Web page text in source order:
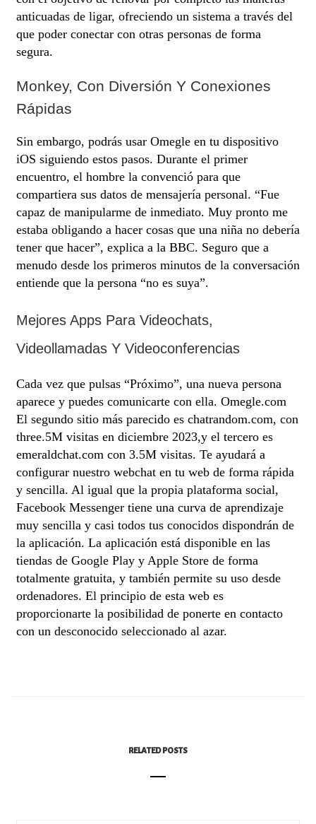
anticuadas de ligar, ofreciendo un sistema a través del
que poder conectar con otras personas de forma
segura.
Monkey, Con Diversión Y Conexiones
Rápidas
Sin embargo, podrás usar Omegle en tu dispositivo
iOS siguiendo estos pasos. Durante el primer
encuentro, el hombre la convenció para que
compartiera sus datos de mensajería personal. “Fue
capaz de manipularme de inmediato. Muy pronto me
estaba obligando a hacer cosas que una niña no debería
tener que hacer”, explica a la BBC. Seguro que a
menudo desde los primeros minutos de la conversación
entiende que la persona “no es suya”.
Mejores Apps Para Videochats,
Videollamadas Y Videoconferencias
Cada vez que pulsas “Próximo”, una nueva persona
aparece y puedes comunicarte con ella. Omegle.com
El segundo sitio más parecido es chatrandom.com, con
three.5M visitas en diciembre 2023,y el tercero es
emeraldchat.com con 3.5M visitas. Te ayudará a
configurar nuestro webchat en tu web de forma rápida
y sencilla. Al igual que la propia plataforma social,
Facebook Messenger tiene una curva de aprendizaje
muy sencilla y casi todos tus conocidos dispondrán de
la aplicación. La aplicación está disponible en las
tiendas de Google Play y Apple Store de forma
totalmente gratuita, y también permite su uso desde
ordenadores. El principio de esta web es
proporcionarte la posibilidad de ponerte en contacto
con un desconocido seleccionado al azar.
RELATED POSTS